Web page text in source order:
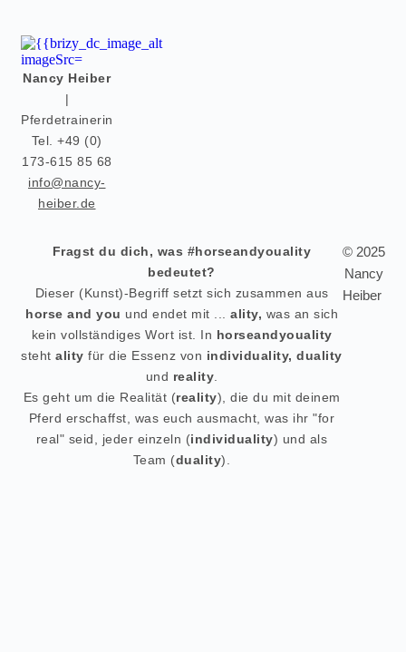
Nancy Heiber
|
Pferdetrainerin
Tel. +49 (0)
173-615 85 68
info@nancy-
heiber.de
Fragst du dich, was #horseandyouality
bedeutet?
Dieser (Kunst)-Begriff setzt sich zusammen aus
horse and you und endet mit ... ality, was an sich
kein vollständiges Wort ist. In horseandyouality
stehtality für die Essenz von individuality, duality
und reality
Es geht um die Realität (reality), die du mit deinem
Pferd erschaffst, was euch ausmacht, was ihr "for
real" seid, jeder einzeln (individuality) und als
Team (duality).
© 2025
Nancy
Heiber